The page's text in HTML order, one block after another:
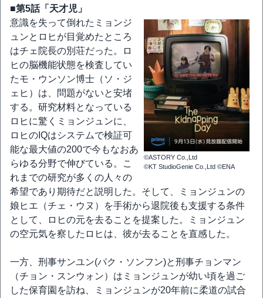
■第5話「天才児」
©ASTORY Co.,Ltd
©KT StudioGenie Co.,Ltd ©ENA
意識を失って倒れたミョンジ
ュンとロヒが目覚めたところ
はチェ院長の別荘だった。ロ
ヒの脳機能状態を検査してい
たモ・ウンソン博士（ソ・ジ
ェヒ）は、問題がないと安堵
する。研究材料となっている
ロヒに驚くミョンジュンに、
ロヒのIQはシステムで検証可
能な最大値の200で今もなおあ
らゆる分野で伸びている。こ
れまでの研究が多くの人々の
希望であり期待だと説明した。そして、ミョンジュンの
娘ヒエ（チェ・ウヌ）を手術から退院後も支援する条件
として、ロヒの元を去ることを提案した。ミョンジュン
の空元気を察したロヒは、彼が去ることを直感した。
一方、刑事サンユン(パク・ソンフン)と刑事チョンマン
（チョン・スンウォン）はミョンジュンが幼い頃を過ご
した保育園を訪ね、ミョンジュンが20年前に柔道の試合